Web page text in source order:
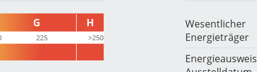
Wesentlicher
Energieträger
Energieausweis